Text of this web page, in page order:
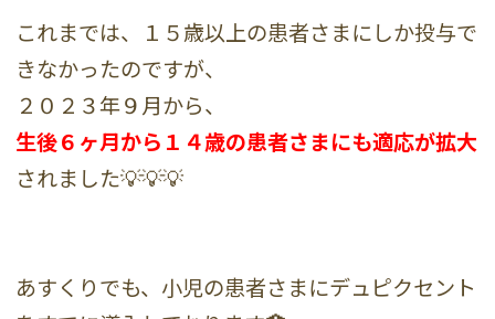
これまでは、１５歳以上の患者さまにしか投与で
きなかったのですが、
２０２３年９月から、
生後６ヶ月から１４歳の患者さまにも適応が拡大
されました💡💡💡
あすくりでも、小児の患者さまにデュピクセント